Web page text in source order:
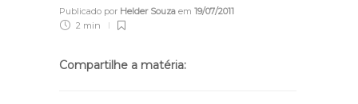
Publicado por Helder Souza em 19/07/2011
2 min
Compartilhe a matéria: